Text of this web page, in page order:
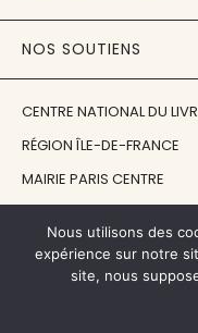
NOS SOUTIENS
CENTRE NATIONAL DU
RÉGION ÎLE-DE-FRANCE
MAIRIE PARIS CENTRE
FONDATION JAN
©
Nous utilisons des
expérience sur notre
site, nous